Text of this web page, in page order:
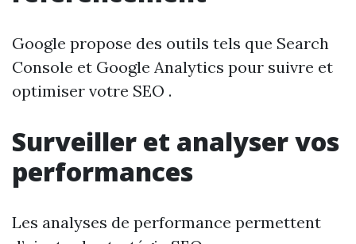
Google propose des outils tels que Search
Console et Google Analytics pour suivre et
optimiser votre SEO .
Surveiller et analyser vos
performances
Les analyses de performance permettent